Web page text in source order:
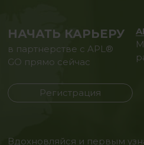
НАЧАТЬ КАРЬЕРУ
в партнерстве с APL®
GO прямо сейчас
Регистрация
Вдохновляйся и первым